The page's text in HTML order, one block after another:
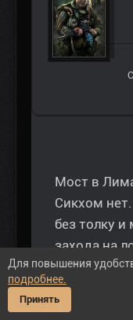
Мост в
Сикхом
без толку
захода на
Встречал
Для повышения
подробнее.
Принять